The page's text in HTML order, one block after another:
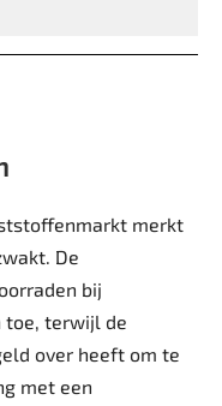
merkt
De
bij
toe, terwijl de
over heeft om te
met een